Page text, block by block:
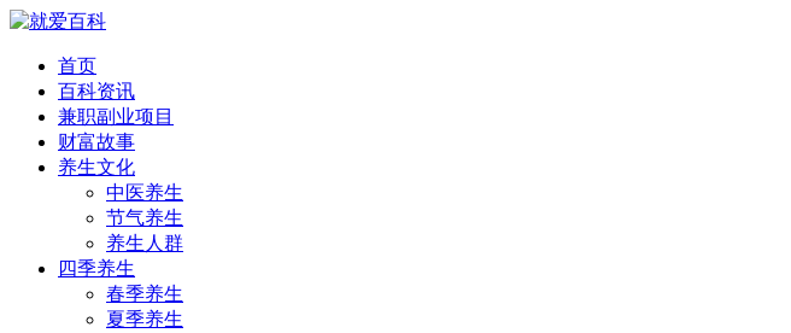
首页
百科资讯
兼职副业项目
财富故事
养生文化
中医养生
节气养生
养生人群
四季养生
春季养生
夏季养生